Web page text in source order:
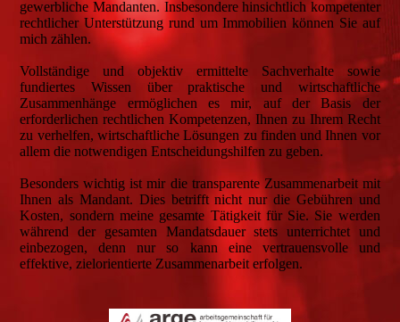
gewerbliche Mandanten. Insbesondere hinsichtlich kompetenter
rechtlicher Unterstützung rund um Immobilien können Sie auf
mich zählen.
Vollständige und objektiv ermittelte Sachverhalte sowie
fundiertes Wissen über praktische und wirtschaftliche
Zusammenhänge ermöglichen es mir, auf der Basis der
erforderlichen rechtlichen Kompetenzen, Ihnen zu Ihrem Recht
zu verhelfen, wirtschaftliche Lösungen zu finden und Ihnen vor
allem die notwendigen Entscheidungshilfen zu geben.
Besonders wichtig ist mir die transparente Zusammenarbeit mit
Ihnen als Mandant. Dies betrifft nicht nur die Gebühren und
Kosten, sondern meine gesamte Tätigkeit für Sie. Sie werden
während der gesamten Mandatsdauer stets unterrichtet und
einbezogen, denn nur so kann eine vertrauensvolle und
effektive, zielorientierte Zusammenarbeit erfolgen.